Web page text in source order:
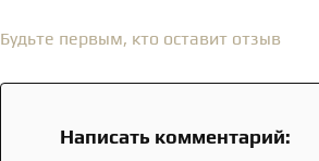
Будьте первым, кто оставит отзыв
Написать комментарий: